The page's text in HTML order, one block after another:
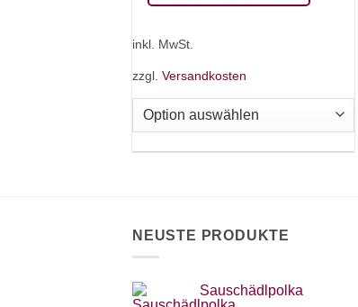
mehrere
Varianten
auf.
Produktseite
inkl. MwSt.
zzgl. Versandkosten
NEUSTE PRODUKTE
Sauschädlpolka